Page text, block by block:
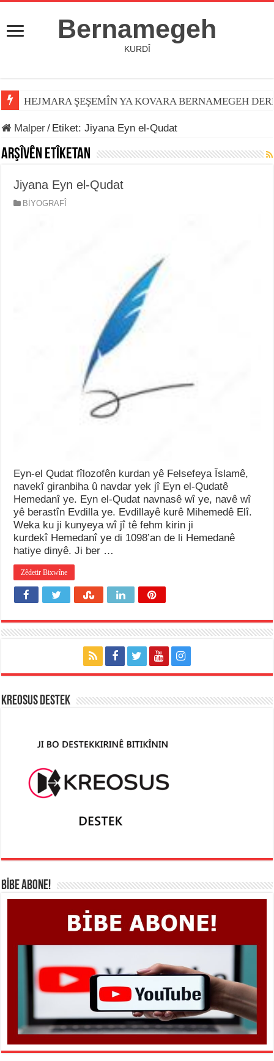
Bernamegeh
KURDÎ
HEJMARA ŞEŞEMÎN YA KOVARA BERNAMEGEH
Malper/ Etiket:Jiyana Eyn el-Qudat
Arşîvên Etîketan
Jiyana Eyn el-Qudat
BİYOGRAFÎ
Eyn-el Qudat fîlozofên kurdan yê Felsefeya Îslamê,
navekî giranbiha û navdar yek jî Eyn el-Qudatê
Hemedanî ye. Eyn el-Qudat navnasê wî ye, navê wî
yê berastîn Evdilla ye. Evdillayê kurê Mihemedê Elî.
Weka ku ji kunyeya wî jî tê fehm kirin ji
kurdekî Hemedanî ye di 1098’an de li Hemedanê
hatiye dinyê. Ji ber …
Zêdetir Bixwîne
KREOSUS DESTEK
BİBE ABONE!